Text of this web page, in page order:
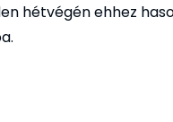
hétvégén ehhez